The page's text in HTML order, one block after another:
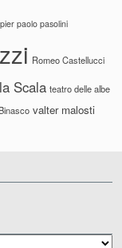
pier paolo pasolini
Romeo Castellucci
Scala teatro delle albe
valter malosti